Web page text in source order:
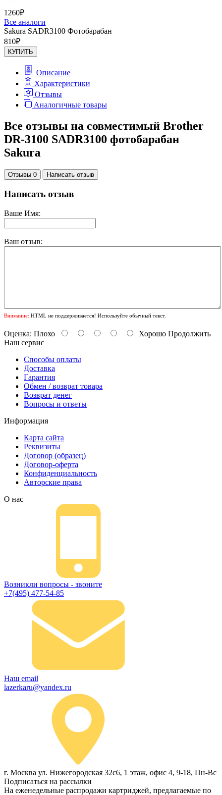
1260₽
Все аналоги
Sakura SADR3100 Фотобарабан
810₽
КУПИТЬ
Описание
Характеристики
Отзывы
Аналогичные товары
Все отзывы на совместимый Brother
DR-3100 SADR3100 фотобарабан
Sakura
Отзывы 0 Написать отзыв
Написать отзыв
Ваше Имя:
Ваш отзыв:
Внимание: HTML не поддерживается! Используйте обычный текст.
Оценка: Плохо Хорошо Продолжить
Наш сервис
Способы оплаты
Доставка
Гарантия
Обмен / возврат товара
Возврат денег
Вопросы и ответы
Информация
Карта сайта
Реквизиты
Договор (образец)
Договор-оферта
Конфиденциальность
Авторские права
О нас
Возникли вопросы - звоните
+7(495) 477-54-85
Наш email
lazerkaru@yandex.ru
г. Москва ул. Нижегородская 32с6, 1 этаж, офис 4, 9-18, Пн-Вс
Подписаться на рассылки
На еженедельные распродажи картриджей, предлагаемые по